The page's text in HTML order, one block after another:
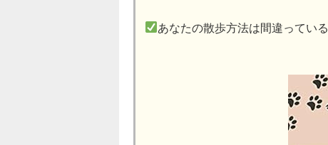
あなたの散歩方法は間違ってい